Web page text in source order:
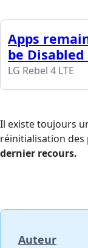
Apps
be
LG Rebel 4 LTE
Il existe toujours
réinitialisation
dernier recours.
Auteur